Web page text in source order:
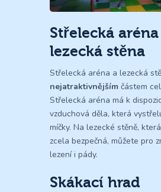
Střelecká
lezecká stěna
Střelecká aréna a lezecká
nejatraktivnějším částem
Střelecká aréna má k
vzduchová děla, která
míčky. Na lezecké stěně,
zcela bezpečná, můžete pro
lezení i pády.
Skákací hrad